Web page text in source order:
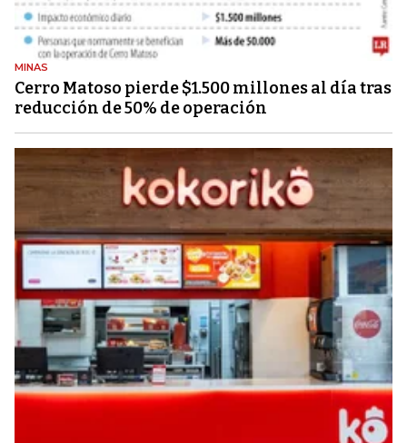
MINAS
Cerro Matoso pierde $1.500 millones al día tras
reducción de 50% de operación